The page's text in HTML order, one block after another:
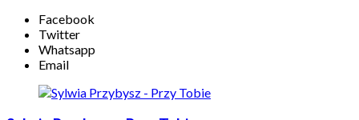
Facebook
Twitter
Whatsapp
Email